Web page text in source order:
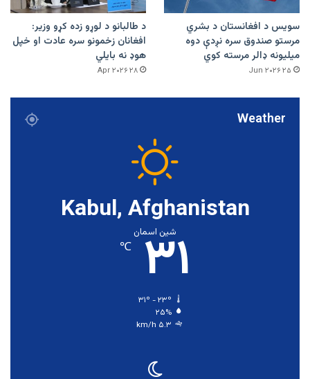
سویس د افغانستان د بشري
مرستو صندوق سره نږدې دوه
میلیونه ډالر مرسته کوي
۲۵ Jun ۲۰۲۶
د طالبانو د لوړو زده کړو وزیر:
افغانان زخمونو سره عادت او خپل
هوډ نه بایلي
۲۸ Apr ۲۰۲۶
Weather
Kabul, Afghanistan
شین اسمان
۳۱ ℃
۲۵%
۵.۳ km/h